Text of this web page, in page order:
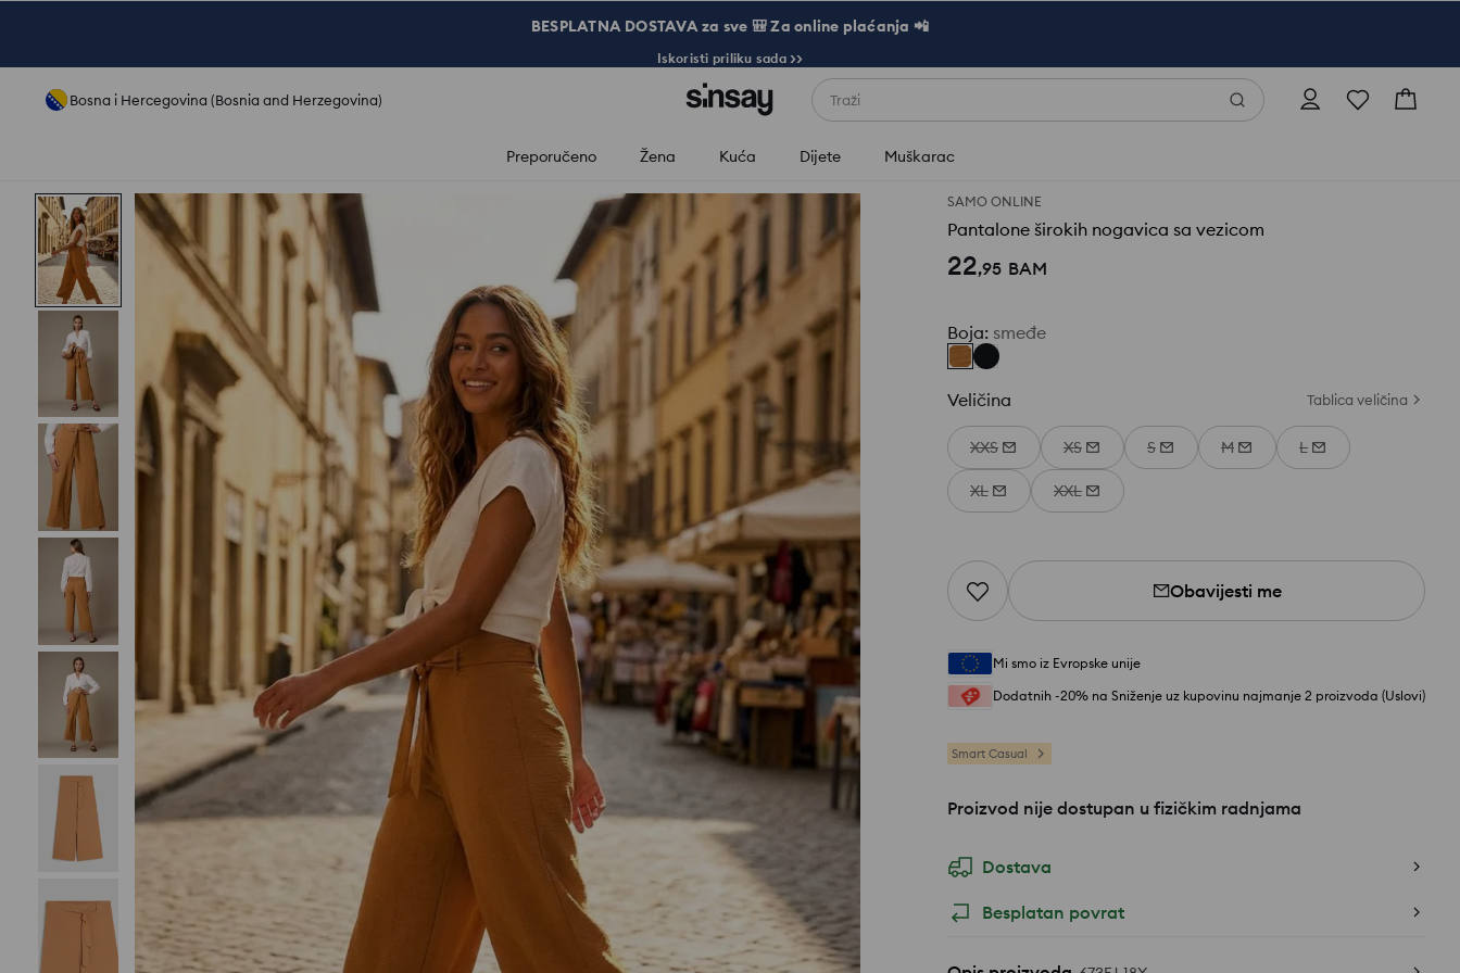
BESPLATNA DOSTAVA za sve 🎒 Za online plaćanja 📲
Iskoristi priliku sada >>
Bosna i Hercegovina (Bosnia and Herzegovina) Traži
Preporučeno Žena Kuća Dijete Muškarac
SAMO ONLINE
Pantalone širokih nogavica sa vezicom
22,95 BAM
Boja: smeđe
Veličina Tablica veličina
XXS XS S M L
XL XXL
Obavijesti me
Mi smo iz Evropske unije
Dodatnih -20% na Sniženje uz kupovinu najmanje 2 proizvoda (Uslovi)
Smart Casual
Proizvod nije dostupan u fizičkim radnjama
Dostava
Besplatan povrat